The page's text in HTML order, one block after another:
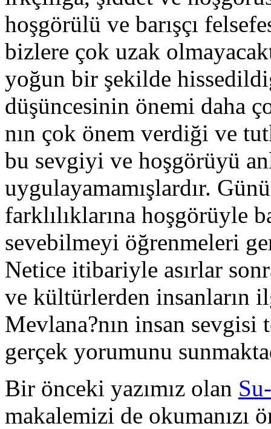
hoşgörülü ve barışçı
bizlere çok uzak
yoğun bir şekilde
düşüncesinin önemi daha
nın çok önem verdiği ve
bu sevgiyi ve hoşgörüyü
uygulayamamışlardır.
farklılıklarına hoşgörüyle
sevebilmeyi öğrenmeleri
Netice itibariyle asırlar
ve kültürlerden insanların
Mevlana?nın insan sevgisi
gerçek yorumunu
Bir önceki yazımız olan
makalemizi de okumanızı